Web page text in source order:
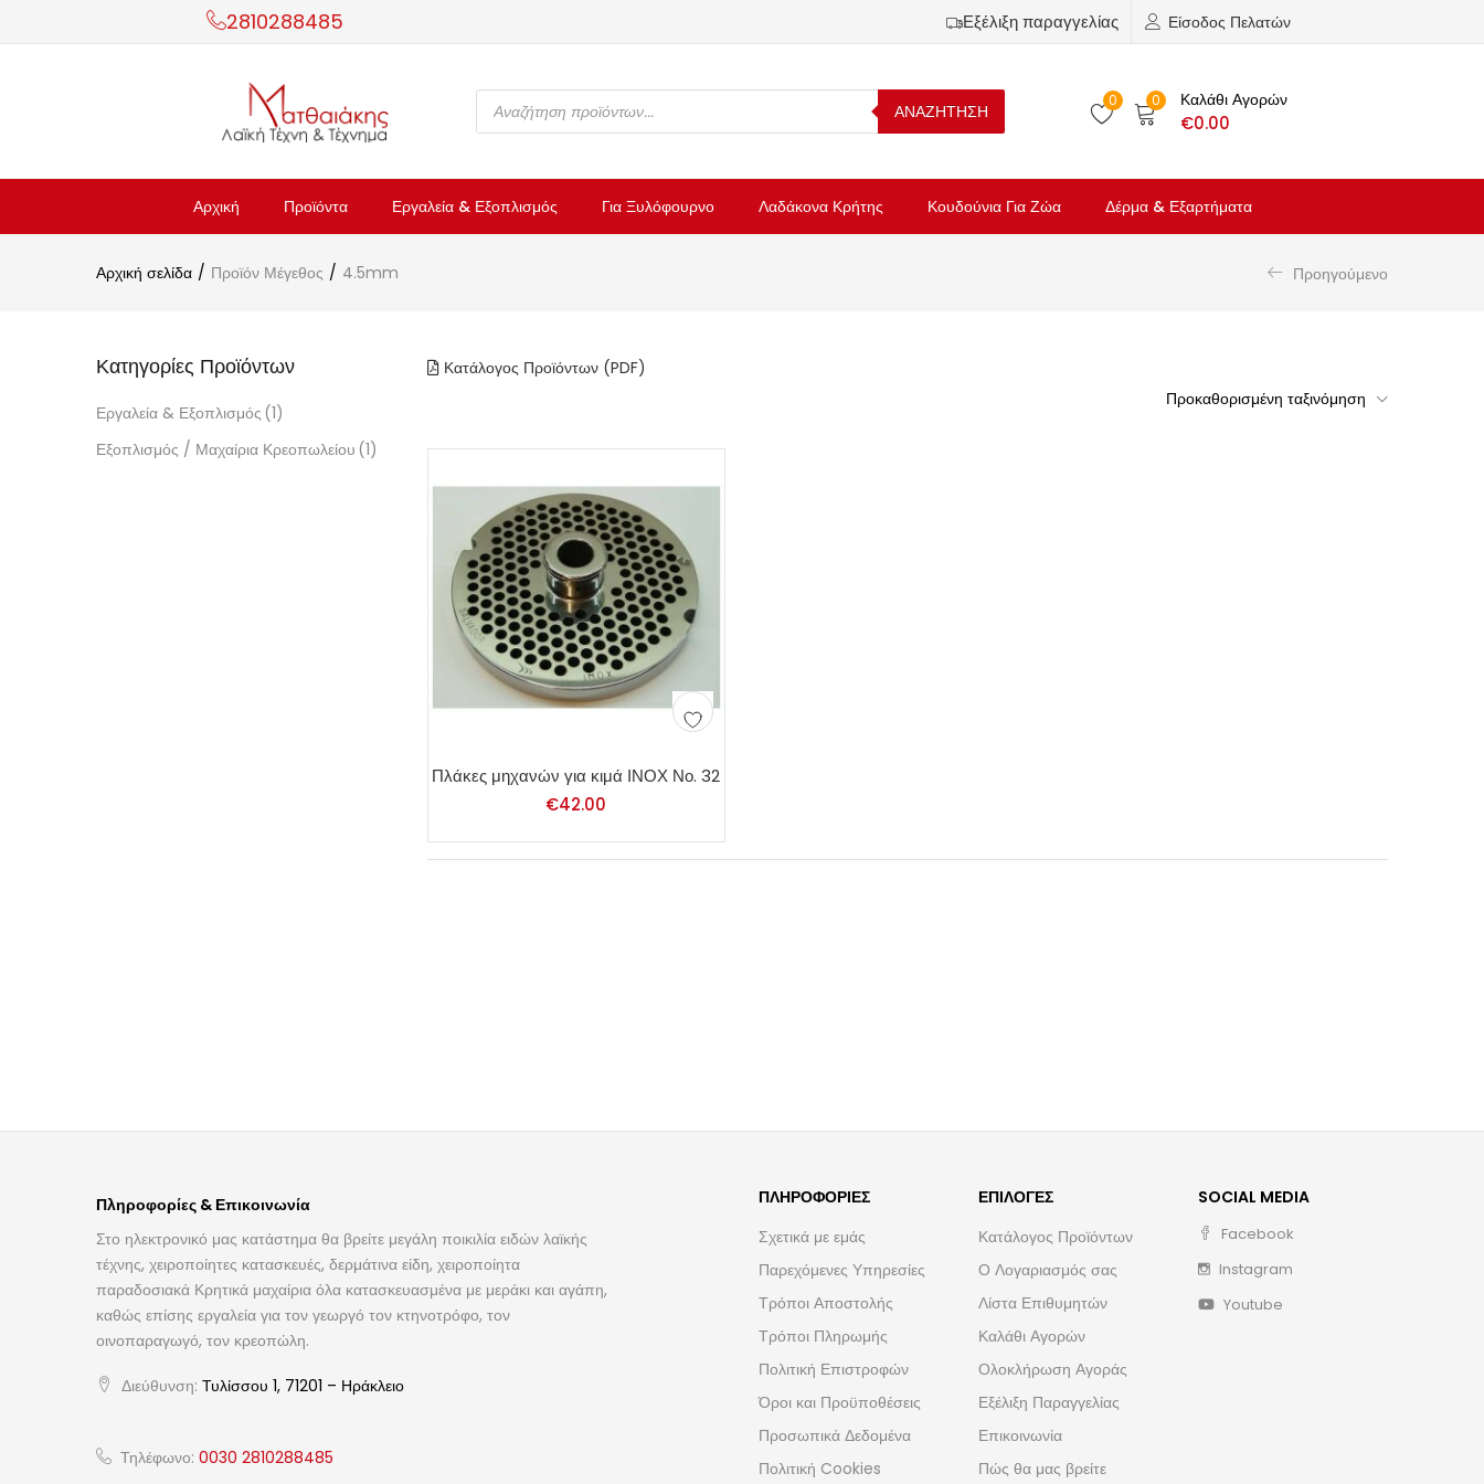
2810288485 Εξέλιξη παραγγελίας Είσοδος Πελατών
ΑΝΑΖΗΤΗΣΗ
0 0 Καλάθι Αγορών
€0.00
Αρχική Προϊόντα Εργαλεία & Εξοπλισμός Για Ξυλόφουρνο Λαδάκονα Κρήτης Κουδούνια Για Ζώα Δέρμα & Εξαρτήματα
Αρχική σελίδα Προϊόν Μέγεθος 4.5mm Προηγούμενο
Κατάλογος Προϊόντων (PDF)
Προκαθορισμένη ταξινόμηση
Πλάκες μηχανών για κιμά ΙΝΟΧ Νο. 32
€42.00
Κατηγορίες Προϊόντων
Εργαλεία & Εξοπλισμός(1)
Εξοπλισμός / Μαχαίρια Κρεοπωλείου (1)
Πληροφορίες & Επικοινωνία
Στο ηλεκτρονικό μας κατάστημα θα βρείτε μεγάλη ποικιλία ειδών λαϊκής
τέχνης, χειροποίητες κατασκευές, δερμάτινα είδη, χειροποίητα
παραδοσιακά Κρητικά μαχαίρια όλα κατασκευασμένα με μεράκι και αγάπη,
καθώς επίσης εργαλεία για τον γεωργό τον κτηνοτρόφο, τον
οινοπαραγωγό, τον κρεοπώλη.
Διεύθυνση: Τυλίσσου 1, 71201 – Ηράκλειο
Τηλέφωνο: 0030 2810288485
ΠΛΗΡΟΦΟΡΊΕΣ
Σχετικά με εμάς
Παρεχόμενες Υπηρεσίες
Τρόποι Αποστολής
Τρόποι Πληρωμής
Πολιτική Επιστροφών
Όροι και Προϋποθέσεις
Προσωπικά Δεδομένα
Πολιτική Cookies
ΕΠΙΛΟΓΈΣ
Κατάλογος Προϊόντων
Ο Λογαριασμός σας
Λίστα Επιθυμητών
Καλάθι Αγορών
Ολοκλήρωση Αγοράς
Εξέλιξη Παραγγελίας
Επικοινωνία
Πώς θα μας βρείτε
SOCIAL MEDIA
Facebook
Instagram
Youtube